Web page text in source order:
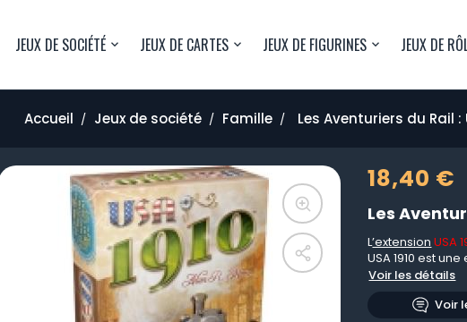
JEUX DE SOCIÉTÉ JEUX DE CARTES JEUX DE FIGURINES JEUX DE
Accueil Jeux de société Famille Les Aventuriers du Rail :
18,40 €
Les
L’extension USA
USA 1910 est
Voir les détails
Voir